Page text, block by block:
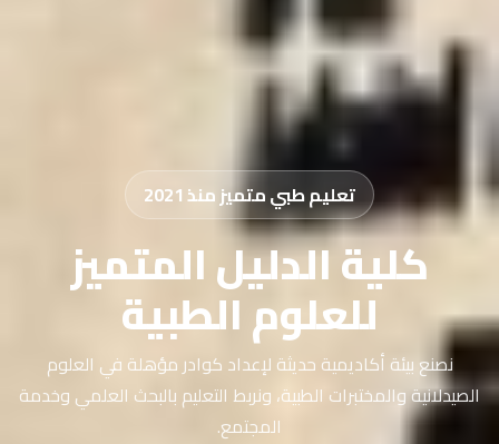
تعليم طبي متميز منذ 2021
كلية الدليل المتميز
للعلوم الطبية
نصنع بيئة أكاديمية حديثة لإعداد كوادر مؤهلة في العلوم
الصيدلانية والمختبرات الطبية، ونربط التعليم بالبحث العلمي وخدمة
المجتمع.